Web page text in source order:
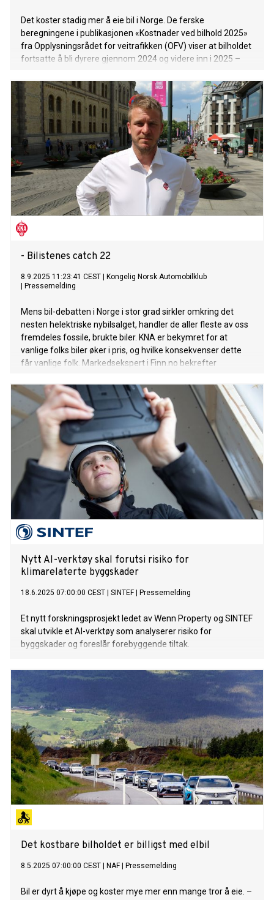
Det koster stadig mer å eie bil i Norge. De ferske
beregningene i publikasjonen «Kostnader ved bilhold 2025»
fra Opplysningsrådet for veitrafikken (OFV) viser at bilholdet
fortsatte å bli dyrere gjennom 2024 og videre inn i 2025 –
- Bilistenes catch 22
8.9.2025 11:23:41 CEST
Kongelig Norsk Automobilklub
Pressemelding
Mens bil-debatten i Norge i stor grad sirkler omkring det
nesten helektriske nybilsalget, handler de aller fleste av oss
fremdeles fossile, brukte biler. KNA er bekymret for at
vanlige folks biler øker i pris, og hvilke konsekvenser dette
får vanlige folk. Markedsekspert i Finn.no bekrefter
Nytt AI-verktøy skal forutsi risiko for
klimarelaterte byggskader
18.6.2025 07:00:00 CEST SINTEF| Pressemelding
Et nytt forskningsprosjekt ledet av Wenn Property og SINTEF
skal utvikle et AI-verktøy som analyserer risiko for
byggskader og foreslår forebyggende tiltak.
Det kostbare bilholdet er billigst med elbil
8.5.2025 07:00:00 CEST NAF| Pressemelding
Bil er dyrt å kjøpe og koster mye mer enn mange tror å eie. –